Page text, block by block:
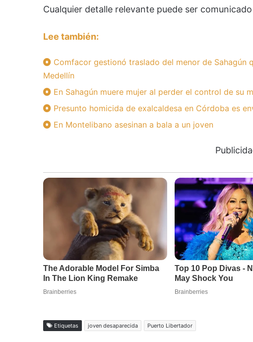
Cualquier detalle relevante puede ser
Lee también:
Comfacor gestionó traslado del menor de Sahagún
Medellín
En Sahagún muere mujer al perder el control de su
Presunto homicida de exalcaldesa en Córdoba es
En Montelibano asesinan a bala a un joven
Etiquetas joven desaparecida Puerto Libertador